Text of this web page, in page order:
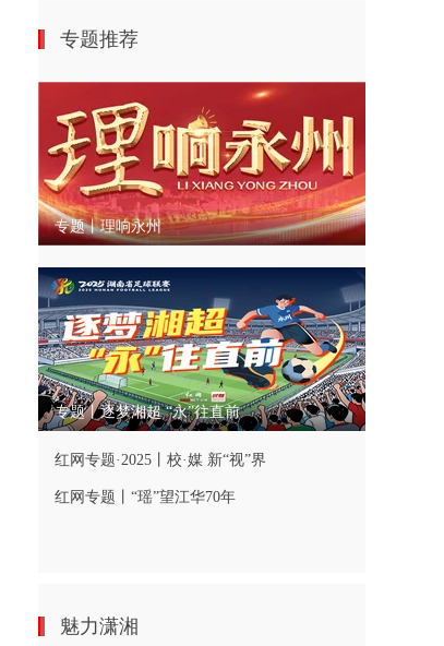
专题推荐
专题丨理响永州
专题丨逐梦湘超 “永”往直前
红网专题·2025丨校·媒 新“视”界
红网专题丨“瑶”望江华70年
魅力潇湘